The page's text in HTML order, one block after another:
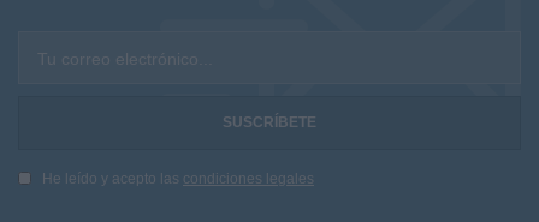
Tu correo electrónico...
He leído y acepto las condiciones legales